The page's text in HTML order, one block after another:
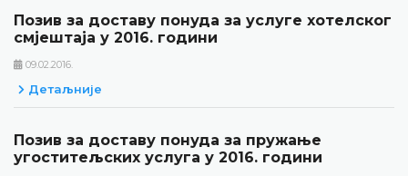
Позив за доставу понуда за услуге хотелског
смјештаја у 2016. години
09.02.2016.
Детаљније
Позив за доставу понуда за пружање
угоститељских услуга у 2016. години